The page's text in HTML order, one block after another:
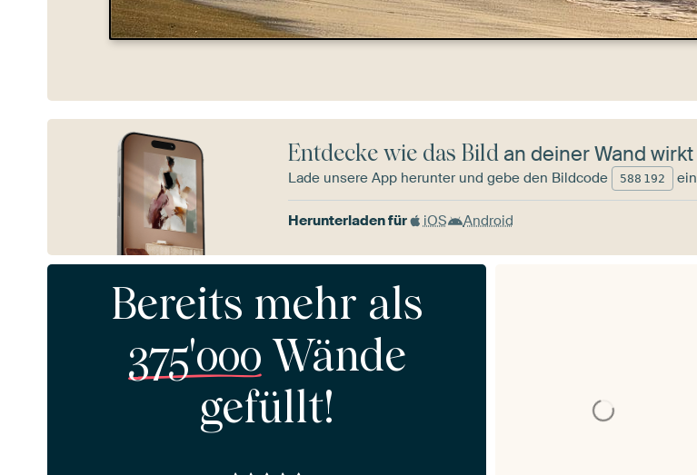
Entdecke wie das Bildan deiner Wand wirkt
Lade unsere App herunter und gebe den Bildcode 588 192 ein
Herunterladen für iOS Android
Bereits mehr als
375'000 Wände
gefüllt!